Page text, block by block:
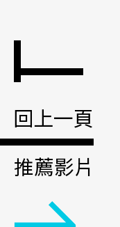
回上一頁
推薦影片